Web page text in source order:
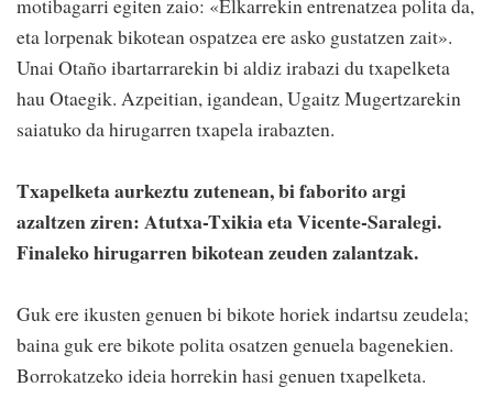
motibagarri egiten zaio: «Elkarrekin entrenatzea polita da,
eta lorpenak bikotean ospatzea ere asko gustatzen zait».
Unai Otaño ibartarrarekin bi aldiz irabazi du txapelketa
hau Otaegik. Azpeitian, igandean, Ugaitz Mugertzarekin
saiatuko da hirugarren txapela irabazten.
Txapelketa aurkeztu zutenean, bi faborito argi
azaltzen ziren: Atutxa-Txikia eta Vicente-Saralegi.
Finaleko hirugarren bikotean zeuden zalantzak.
Guk ere ikusten genuen bi bikote horiek indartsu zeudela;
baina guk ere bikote polita osatzen genuela bagenekien.
Borrokatzeko ideia horrekin hasi genuen txapelketa.